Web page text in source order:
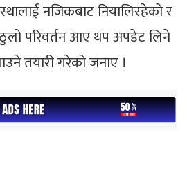
नजिकबाट नियालिरहेको र
परिवर्तन आए थप अपडेट लिने
तयारी गरेको जनाए ।